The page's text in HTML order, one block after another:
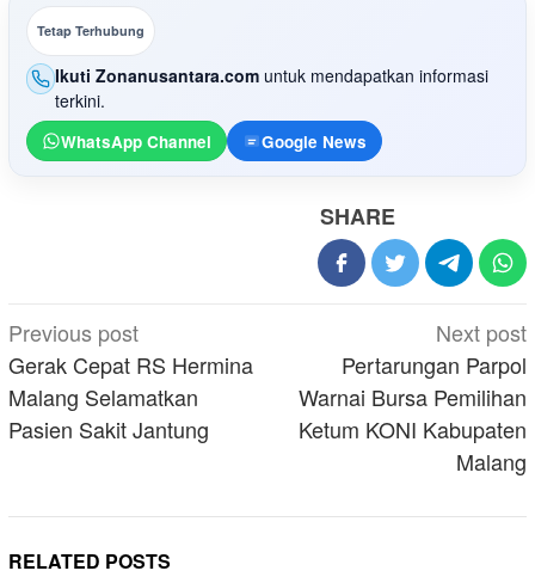
Tetap Terhubung
Ikuti Zonanusantara.com untuk mendapatkan informasi
terkini.
WhatsApp Channel Google News
SHARE
Post
navigation
Previous post
Gerak Cepat RS Hermina
Malang Selamatkan
Pasien Sakit Jantung
Next post
Pertarungan Parpol
Warnai Bursa Pemilihan
Ketum KONI Kabupaten
Malang
RELATED POSTS